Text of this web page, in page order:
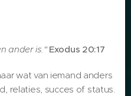
ander is." Exodus 20:17
wat van iemand anders
relaties, succes of status.